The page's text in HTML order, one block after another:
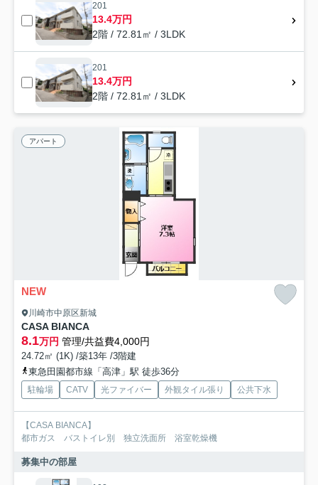
201
13.4万円
2階 / 72.81㎡ / 3LDK
201
13.4万円
2階 / 72.81㎡ / 3LDK
アパート
NEW
川崎市中原区新城
CASA BIANCA
8.1万円 管理/共益費4,000円
24.72㎡ (1K) /築13年 /3階建
東急田園都市線「高津」駅 徒歩36分
駐輪場 CATV 光ファイバー 外観タイル張り 公共下水
【CASA BIANCA】
都市ガス バストイレ別 独立洗面所 浴室乾燥機
募集中の部屋